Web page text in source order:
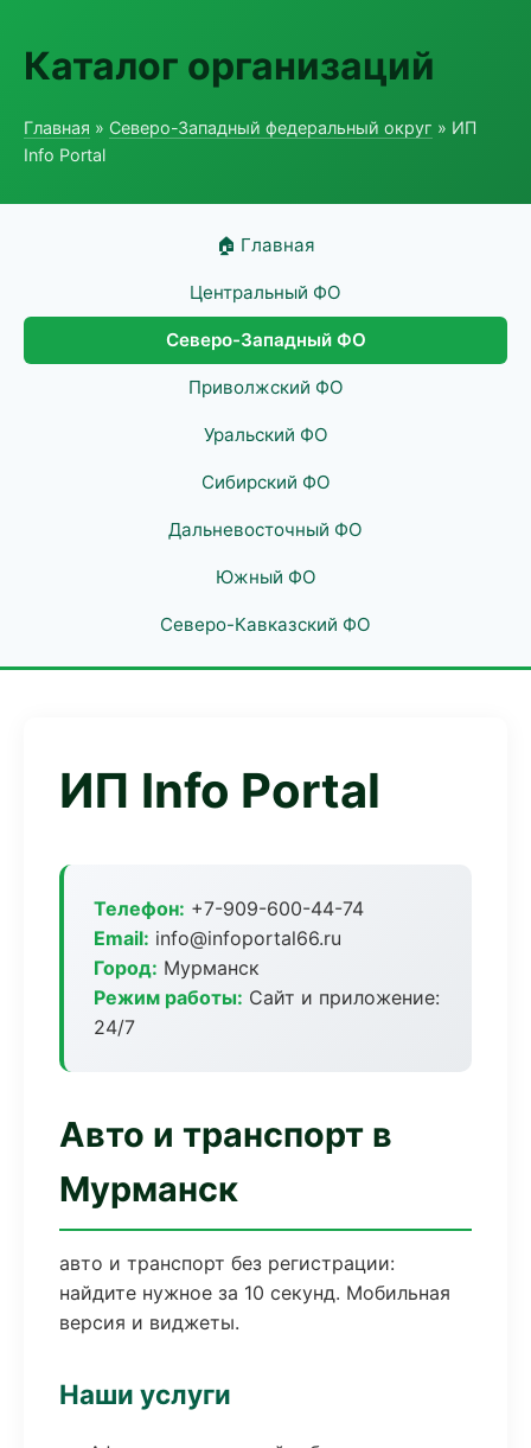
Каталог организаций
Главная » Северо-Западный федеральный округ » ИП
Info Portal
🏠 Главная
Центральный ФО
Северо-Западный ФО
Приволжский ФО
Уральский ФО
Сибирский ФО
Дальневосточный ФО
Южный ФО
Северо-Кавказский ФО
ИП Info Portal
Телефон: +7-909-600-44-74
Email: info@infoportal66.ru
Город: Мурманск
Режим работы: Сайт и приложение:
24/7
Авто и транспорт в
Мурманск
авто и транспорт без регистрации:
найдите нужное за 10 секунд. Мобильная
версия и виджеты.
Наши услуги